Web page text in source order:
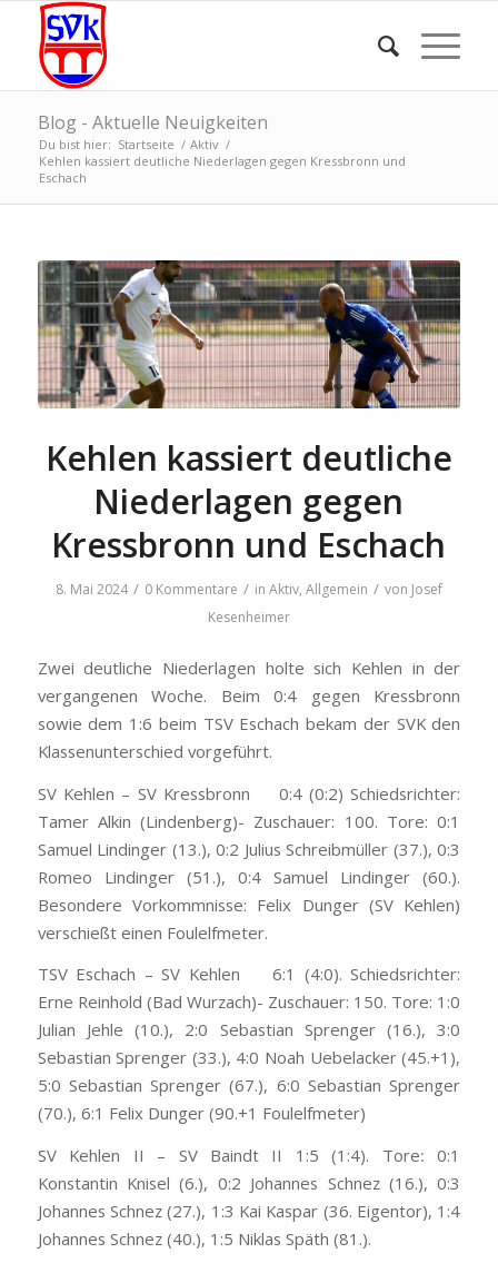
Blog - Aktuelle Neuigkeiten
Du bist hier: Startseite / Aktiv /
Kehlen kassiert deutliche Niederlagen gegen Kressbronn und
Eschach
Kehlen kassiert deutliche
Niederlagen gegen
Kressbronn und Eschach
8. Mai 2024 / 0 Kommentare / in Aktiv, Allgemein / von Josef
Kesenheimer
Zwei deutliche Niederlagen holte sich Kehlen in der
vergangenen Woche. Beim 0:4 gegen Kressbronn
sowie dem 1:6 beim TSV Eschach bekam der SVK den
Klassenunterschied vorgeführt.
SV Kehlen – SV Kressbronn 0:4 (0:2) Schiedsrichter:
Tamer Alkin (Lindenberg)- Zuschauer: 100. Tore: 0:1
Samuel Lindinger (13.), 0:2 Julius Schreibmüller (37.), 0:3
Romeo Lindinger (51.), 0:4 Samuel Lindinger (60.).
Besondere Vorkommnisse: Felix Dunger (SV Kehlen)
verschießt einen Foulelfmeter.
TSV Eschach – SV Kehlen 6:1 (4:0). Schiedsrichter:
Erne Reinhold (Bad Wurzach)- Zuschauer: 150. Tore: 1:0
Julian Jehle (10.), 2:0 Sebastian Sprenger (16.), 3:0
Sebastian Sprenger (33.), 4:0 Noah Uebelacker (45.+1),
5:0 Sebastian Sprenger (67.), 6:0 Sebastian Sprenger
(70.), 6:1 Felix Dunger (90.+1 Foulelfmeter)
SV Kehlen II – SV Baindt II 1:5 (1:4). Tore: 0:1
Konstantin Knisel (6.), 0:2 Johannes Schnez (16.), 0:3
Johannes Schnez (27.), 1:3 Kai Kaspar (36. Eigentor), 1:4
Johannes Schnez (40.), 1:5 Niklas Späth (81.).